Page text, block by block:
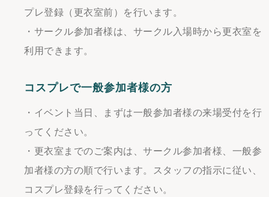
プレ登録（更衣室前）を行います。
・サークル参加者様は、サークル入場時から更衣室を
利用できます。
コスプレで一般参加者様の方
・イベント当日、まずは一般参加者様の来場受付を行
ってください。
・更衣室までのご案内は、サークル参加者様、一般参
加者様の方の順で行います。スタッフの指示に従い、
コスプレ登録を行ってください。